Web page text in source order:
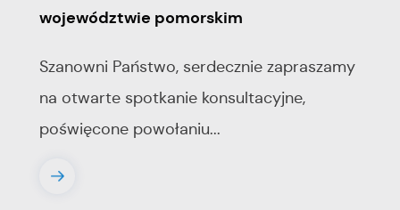
województwie pomorskim
Szanowni Państwo, serdecznie zapraszamy
na otwarte spotkanie konsultacyjne,
poświęcone powołaniu...